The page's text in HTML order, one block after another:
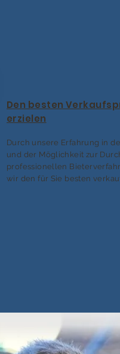
Den besten
erzielen
Durch unsere Erfahrung in
und der Möglichkeit zur
professionellen
wir den für Sie besten